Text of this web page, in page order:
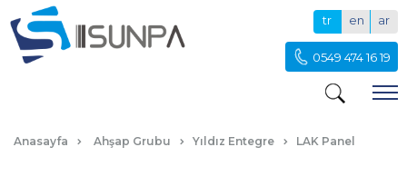
tr en ar
0549 474 16 19
Anasayfa Ahşap Grubu Yıldız Entegre LAK Panel